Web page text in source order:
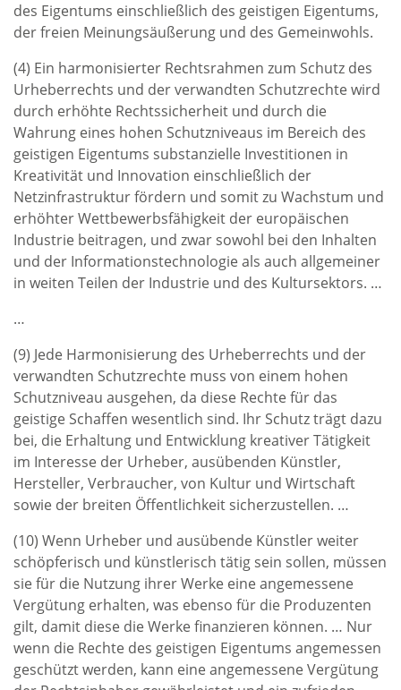
des Eigentums einschließlich des geistigen Eigentums,
der freien Meinungsäußerung und des Gemeinwohls.
(4) Ein harmonisierter Rechtsrahmen zum Schutz des
Urheberrechts und der verwandten Schutzrechte wird
durch erhöhte Rechtssicherheit und durch die
Wahrung eines hohen Schutzniveaus im Bereich des
geistigen Eigentums substanzielle Investitionen in
Kreativität und Innovation einschließlich der
Netzinfrastruktur fördern und somit zu Wachstum und
erhöhter Wettbewerbsfähigkeit der europäischen
Industrie beitragen, und zwar sowohl bei den Inhalten
und der Informationstechnologie als auch allgemeiner
in weiten Teilen der Industrie und des Kultursektors. …
…
(9) Jede Harmonisierung des Urheberrechts und der
verwandten Schutzrechte muss von einem hohen
Schutzniveau ausgehen, da diese Rechte für das
geistige Schaffen wesentlich sind. Ihr Schutz trägt dazu
bei, die Erhaltung und Entwicklung kreativer Tätigkeit
im Interesse der Urheber, ausübenden Künstler,
Hersteller, Verbraucher, von Kultur und Wirtschaft
sowie der breiten Öffentlichkeit sicherzustellen. …
(10) Wenn Urheber und ausübende Künstler weiter
schöpferisch und künstlerisch tätig sein sollen, müssen
sie für die Nutzung ihrer Werke eine angemessene
Vergütung erhalten, was ebenso für die Produzenten
gilt, damit diese die Werke finanzieren können. … Nur
wenn die Rechte des geistigen Eigentums angemessen
geschützt werden, kann eine angemessene Vergütung